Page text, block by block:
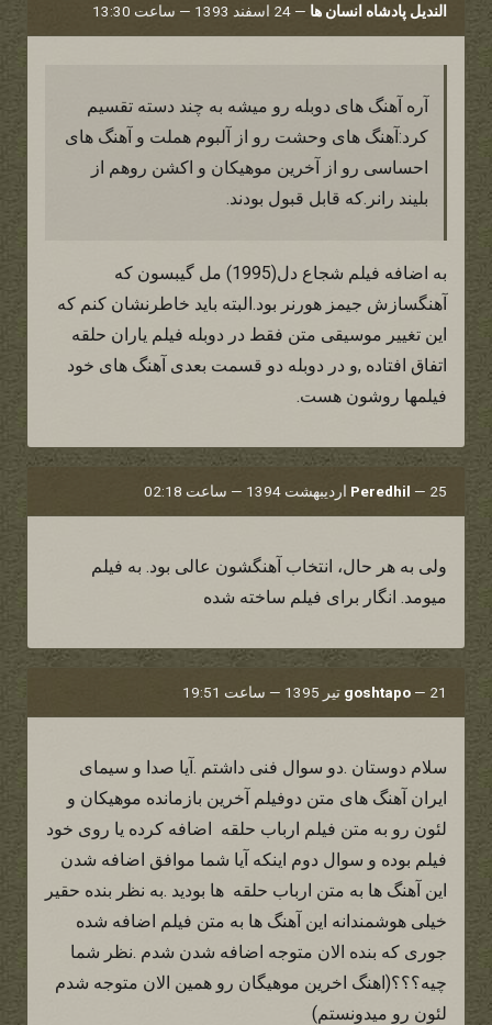
الندیل پادشاه انسان ها — 24 اسفند 1393 — ساعت 13:30
آره آهنگ های دوبله رو میشه به چند دسته تقسیم
کرد:آهنگ های وحشت رو از آلبوم هملت و آهنگ های
احساسی رو از آخرین موهیکان و اکشن روهم از
بلیند رانر.که قابل قبول بودند.
به اضافه فیلم شجاع دل(1995) مل گیبسون که
آهنگسازش جیمز هورنر بود.البته باید خاطرنشان کنم که
این تغییر موسیقی متن فقط در دوبله فیلم یاران حلقه
اتفاق افتاده ,و در دوبله دو قسمت بعدی آهنگ های خود
فیلمها روشون هست.
Peredhil — 25 اردیبهشت 1394 — ساعت 02:18
ولی به هر حال، انتخاب آهنگشون عالی بود. به فیلم
میومد. انگار برای فیلم ساخته شده
goshtapo — 21 تیر 1395 — ساعت 19:51
سلام دوستان .دو سوال فنی داشتم .آیا صدا و سیمای
ایران آهنگ های متن دوفیلم آخرین بازمانده موهیکان و
لئون رو به متن فیلم ارباب حلقه اضافه کرده یا روی خود
فیلم بوده و سوال دوم اینکه آیا شما موافق اضافه شدن
این آهنگ ها به متن ارباب حلقه ها بودید .به نظر بنده حقیر
خیلی هوشمندانه این آهنگ ها به متن فیلم اضافه شده
جوری که بنده الان متوجه اضافه شدن شدم .نظر شما
چیه؟؟؟(اهنگ اخرین موهیگان رو همین الان متوجه شدم
لئون رو میدونستم)